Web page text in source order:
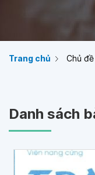
Trang chủ Chủ
Danh sách